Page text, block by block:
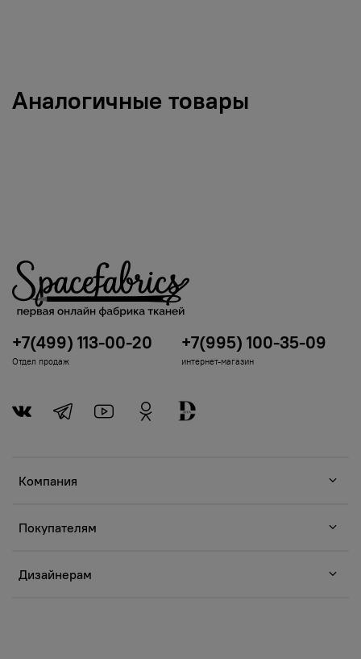
Аналогичные товары
Компания
Покупателям
Дизайнерам
+7(499) 113-00-20
Отдел продаж
+7(995) 100-35-09
интернет-магазин